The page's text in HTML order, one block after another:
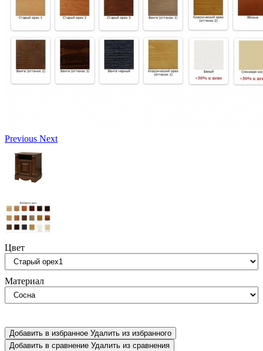
Previous Next
Цвет
Материал
Добавить в избранное Удалить из избранного
Добавить в сравнение Удалить из сравнения